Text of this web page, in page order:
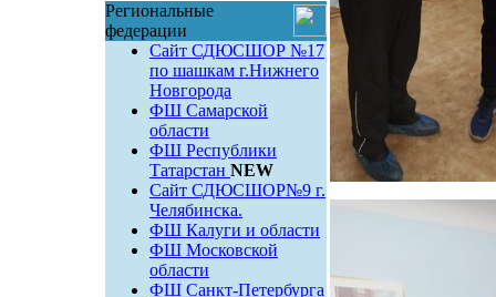
Региональные
федерации
Сайт СДЮСШОР №17
по шашкам г.Нижнего
Новгорода
ФШ Самарской
области
ФШ Республики
Татарстан NEW
Сайт СДЮСШОР№9 г.
Челябинска.
ФШ Калуги и области
ФШ Московской
области
ФШ Санкт-Петербурга